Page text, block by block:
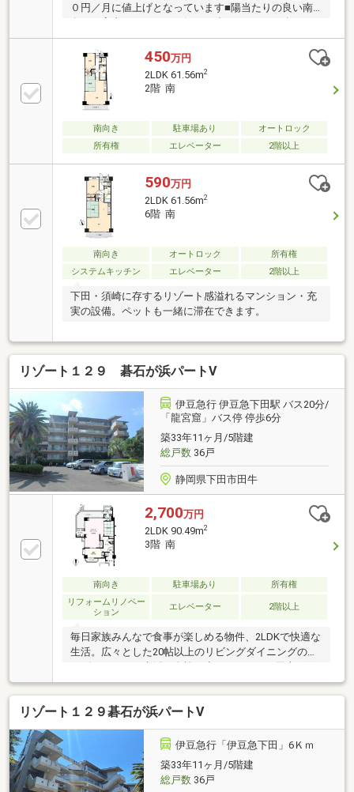
０円／月に値上げとなっています■陽当たりの良い南
向きの室内■ペットと一緒にリゾートライフが楽しめ
ます！（規約あり、小型犬可、猫可）■波が穏やかで
穴場の「九十浜海水浴場」や、水仙やアロエで有名な
「爪木崎」等も散歩コースです。■平成30年、大規模
修繕工事実施済。
450万円
2LDK 61.56m2
2階 南
南向き 駐車場あり
オートロック
所有権
エレベーター 2階以上
590万円
2LDK 61.56m2
6階 南
南向き オートロック
所有権
システムキッチン
エレベーター 2階以上
下田・須崎に存するリゾート感溢れるマンション・充
実の設備。ペットも一緒に滞在できます。
リゾート１２９ 碁石が浜パートⅤ
伊豆急行 伊豆急下田駅 バス20分/
「龍宮窟」バス停 停歩6分
築33年11ヶ月/5階建
総戸数36戸
静岡県下田市田牛
2,700万円
2LDK 90.49m2
3階 南
南向き 駐車場あり
所有権
リフォームリノベー
ション
エレベーター 2階以上
毎日家族みんなで食事が楽しめる物件、2LDKで快適な
生活。広々とした20帖以上のリビングダイニングのお
かげで、日々の生活に余裕が生まれます。下田市で住
まい探しをするなら、交通の利便性の高い伊豆急行伊
豆急下田周辺はいかがでしょうか。こだわりやご要望
などございましたら、当社までお気軽にお問い合わせ
下さい。
リゾート１２９碁石が浜パートⅤ
伊豆急行「伊豆急下田」6Ｋｍ
築33年11ヶ月/5階建
総戸数36戸